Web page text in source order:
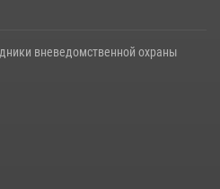
вневедомственной охраны